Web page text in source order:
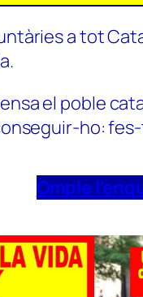
a tot
el poble
ho:
Omple